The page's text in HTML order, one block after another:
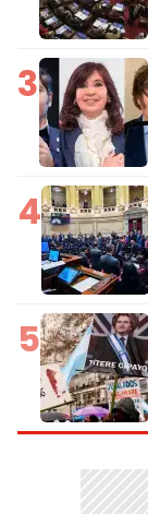
3
4
5